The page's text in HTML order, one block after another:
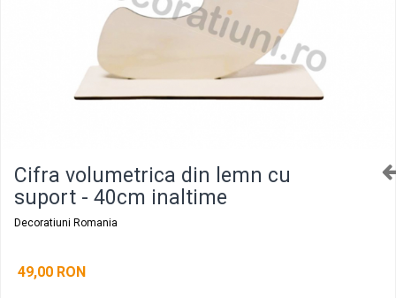
Cutii pentru poze si stick usb botez
Panouri si rame decor botez
Candy bar botez
Decoratiuni botez diverse
Cifra volumetrica din lemn cu
suport - 40cm inaltime
Decoratiuni Romania
49,00 RON